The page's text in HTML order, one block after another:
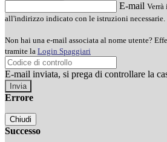
E-mail Verrà
all'indirizzo indicato con le istruzioni necessarie.
Non hai una e-mail associata al nome utente?
tramite la Login Spaggiari
E-mail inviata, si prega di controllare la
Errore
Chiudi
Successo